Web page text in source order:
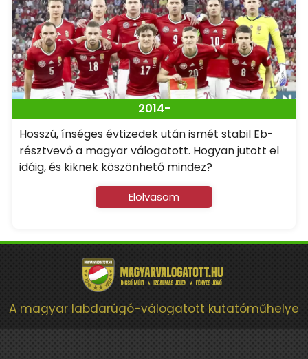
2014-
Hosszú, ínséges évtizedek után ismét stabil Eb-
résztvevő a magyar válogatott. Hogyan jutott el
idáig, és kiknek köszönhető mindez?
Elolvasom
A magyar labdarúgó-válogatott kutatóműhelye